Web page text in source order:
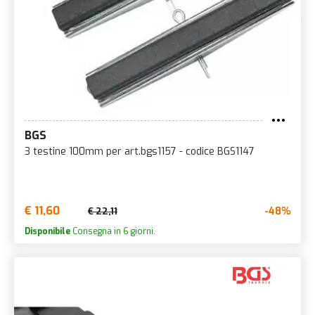
BGS
3 testine 100mm per art.bgs1157 - codice BGS1147
€ 11,60 € 22,11 -48%
Disponibile Consegna in 6 giorni.